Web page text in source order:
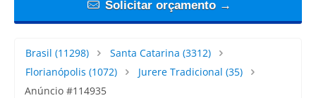
Solicitar orçamento →
Brasil (11298) Santa Catarina (3312)
Florianópolis (1072) Jurere Tradicional (35)
Anúncio #114935